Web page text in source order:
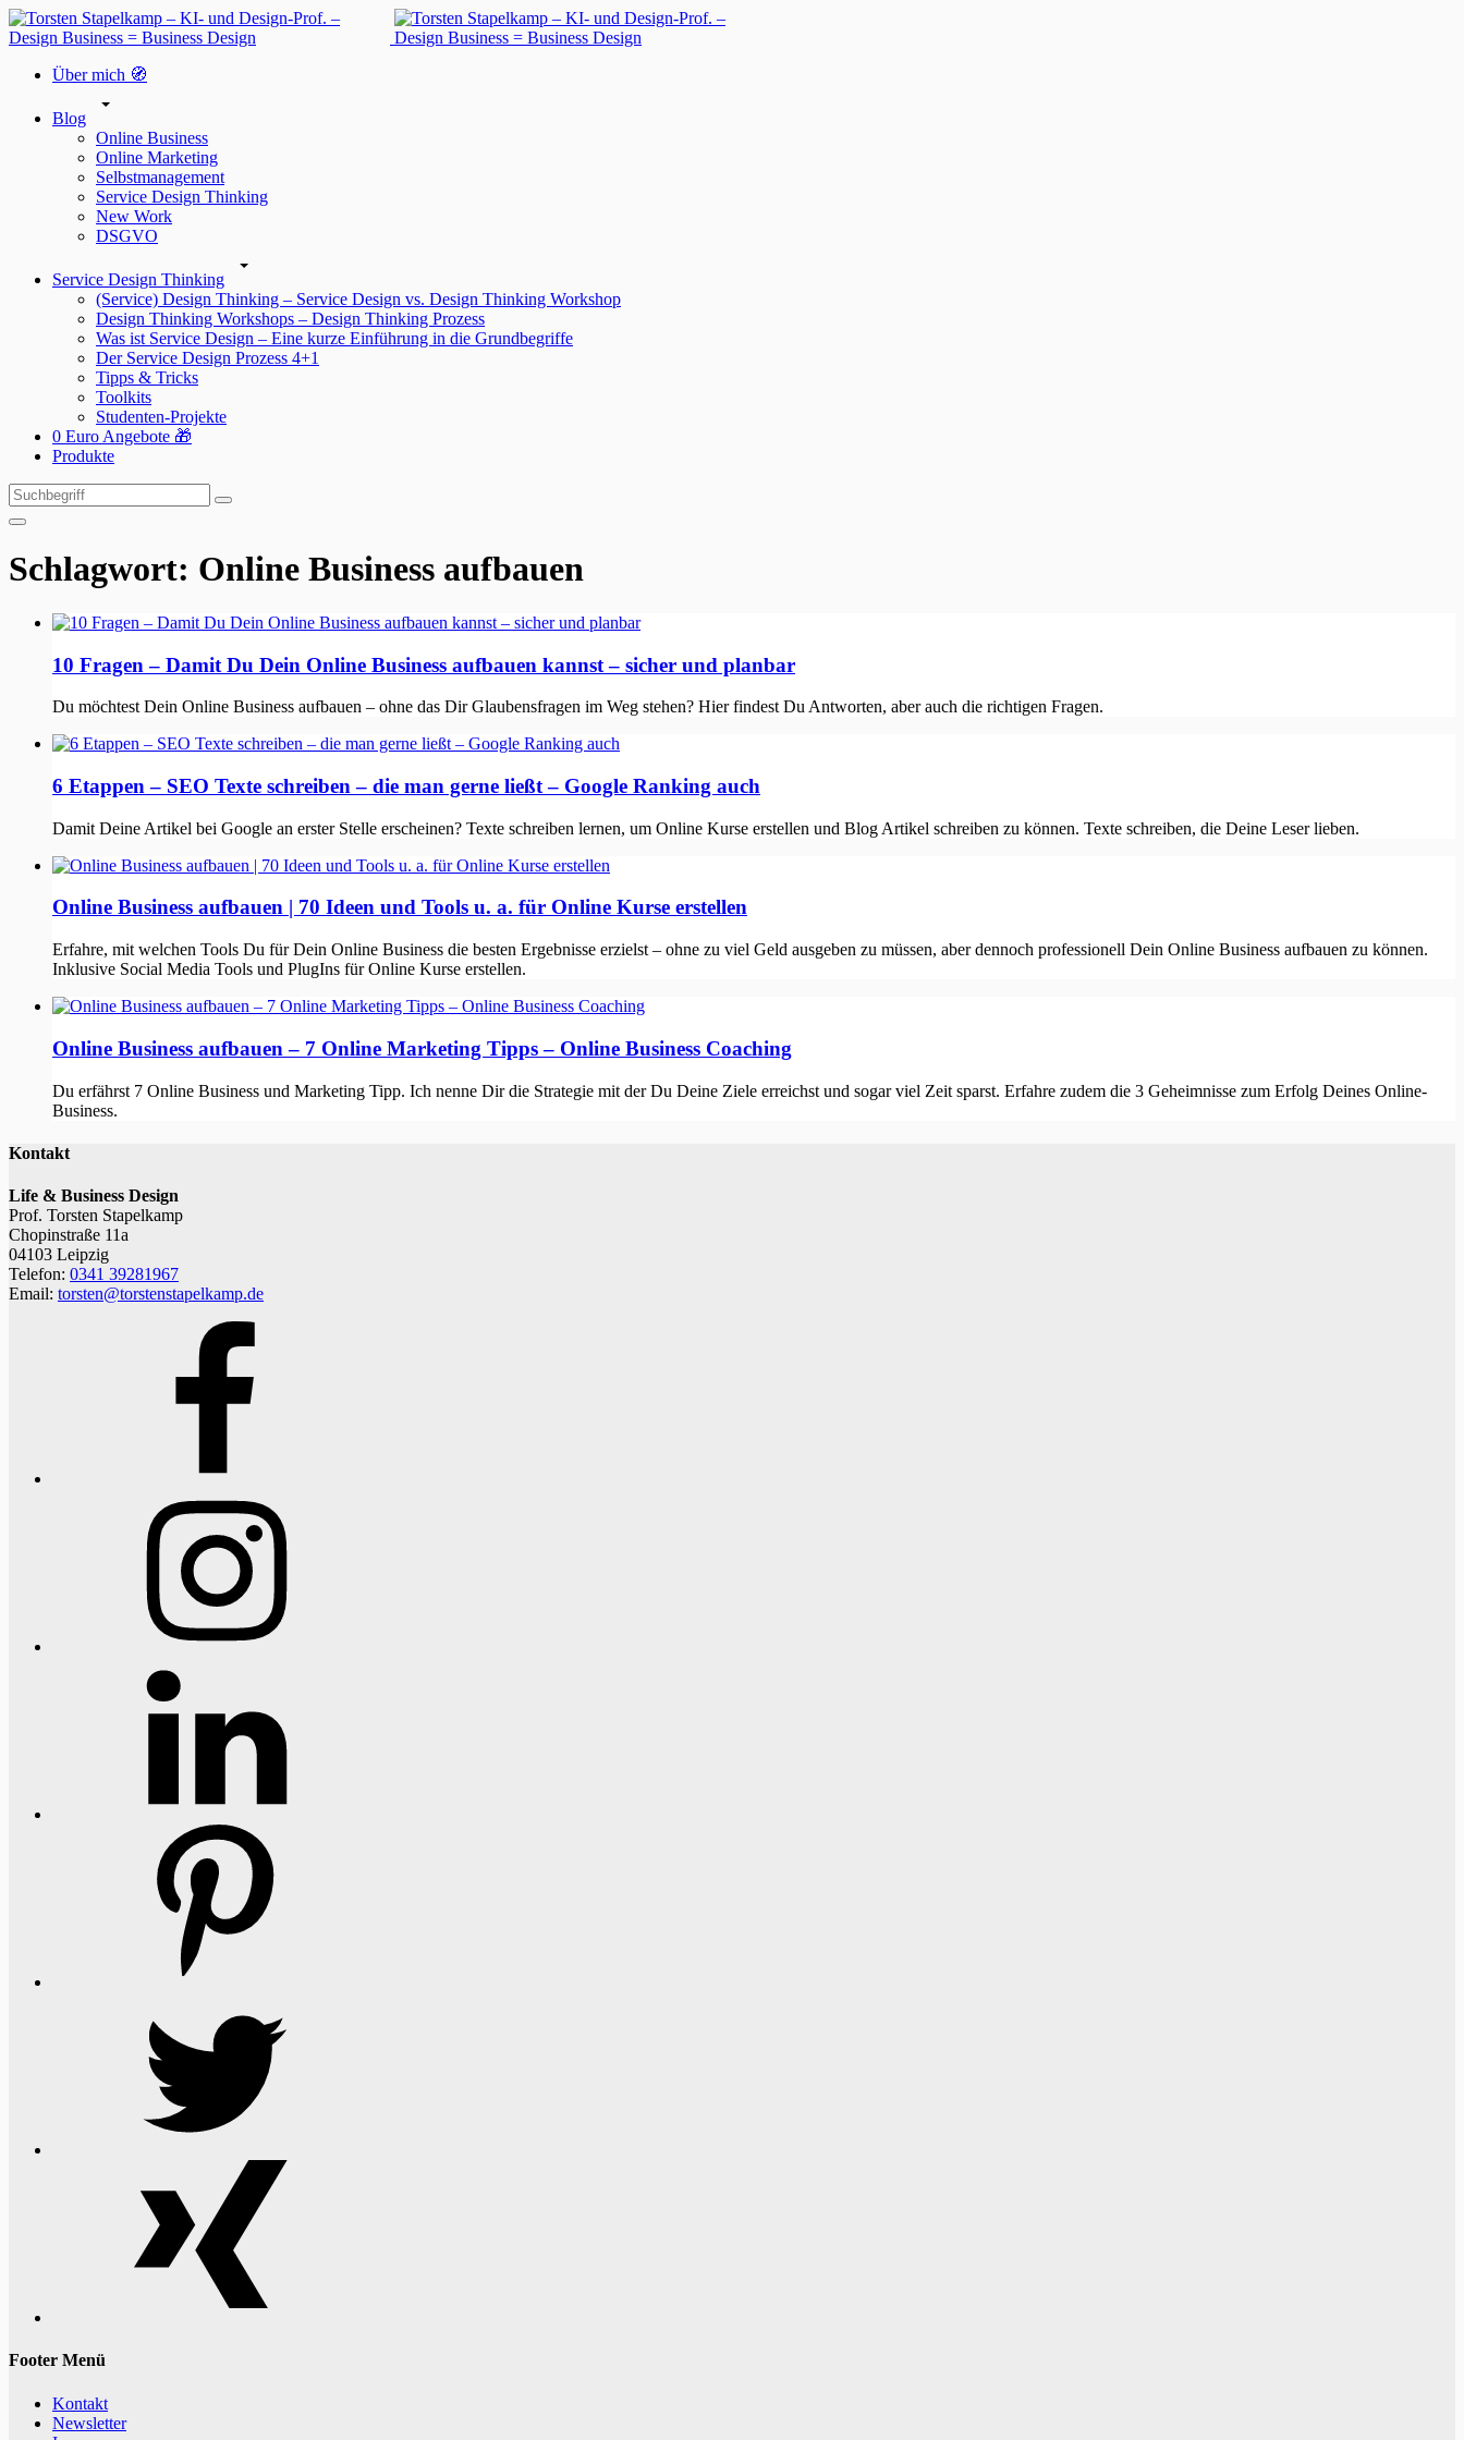
Über mich 🧭
Blog
Online Business
Online Marketing
Selbstmanagement
Service Design Thinking
New Work
DSGVO
Service Design Thinking
(Service) Design Thinking – Service Design vs. Design Thinking Workshop
Design Thinking Workshops – Design Thinking Prozess
Was ist Service Design – Eine kurze Einführung in die Grundbegriffe
Der Service Design Prozess 4+1
Tipps & Tricks
Toolkits
Studenten-Projekte
0 Euro Angebote 🎁
Produkte
Suchen
nach:
Suchen
Schlagwort: Online Business aufbauen
10 Fragen – Damit Du Dein Online Business aufbauen kannst – sicher und planbar
Du möchtest Dein Online Business aufbauen – ohne das Dir Glaubensfragen im Weg stehen? Hier findest Du Antworten, aber auch die richtigen Fragen.
6 Etappen – SEO Texte schreiben – die man gerne ließt – Google Ranking auch
Damit Deine Artikel bei Google an erster Stelle erscheinen? Texte schreiben lernen, um Online Kurse erstellen und Blog Artikel schreiben zu können. Texte schreiben, die Deine Leser lieben.
Online Business aufbauen | 70 Ideen und Tools u. a. für Online Kurse erstellen
Erfahre, mit welchen Tools Du für Dein Online Business die besten Ergebnisse erzielst – ohne zu viel Geld ausgeben zu müssen, aber dennoch professionell Dein Online Business aufbauen zu können.
Inklusive Social Media Tools und PlugIns für Online Kurse erstellen.
Online Business aufbauen – 7 Online Marketing Tipps – Online Business Coaching
Du erfährst 7 Online Business und Marketing Tipp. Ich nenne Dir die Strategie mit der Du Deine Ziele erreichst und sogar viel Zeit sparst. Erfahre zudem die 3 Geheimnisse zum Erfolg Deines Online-
Business.
Kontakt
Life & Business Design
Prof. Torsten Stapelkamp
Chopinstraße 11a
04103 Leipzig
Telefon: 0341 39281967
Email: torsten@torstenstapelkamp.de
Footer Menü
Kontakt
Newsletter